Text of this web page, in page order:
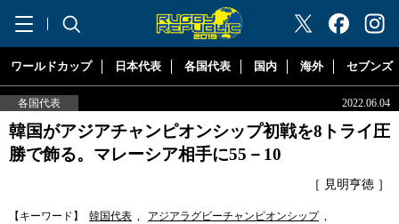
"ラグビーリパブリック"
ワールドカップ 日本代表 各国代表 国内 海外 セブンズ
各国代表 2022.06.04
韓国がアジアチャンピオンシップ初戦を8トライ圧
勝で飾る。マレーシア相手に55－10
［ 見明亨徳 ］
【キーワード】 韓国代表 , アジアラグビーチャンピオンシップ ,